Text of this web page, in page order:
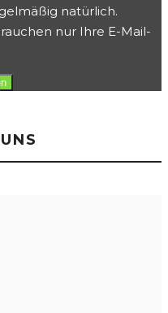
natürlich.
nur Ihre E-Mail-